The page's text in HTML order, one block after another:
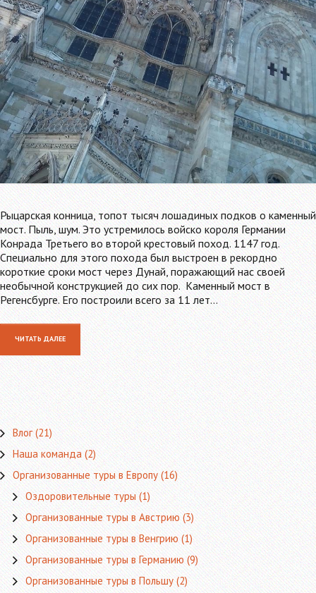
Рыцарская конница, топот тысяч лошадиных подков о каменный
мост. Пыль, шум. Это устремилось войско короля Германии
Конрада Третьего во второй крестовый поход. 1147 год.
Специально для этого похода был выстроен в рекордно
короткие сроки мост через Дунай, поражающий нас своей
необычной конструкцией до сих пор. Каменный мост в
Регенсбурге. Его построили всего за 11 лет…
ЧИТАТЬ ДАЛЕЕ
Влог(21)
Наша команда(2)
Организованные туры в Европу(16)
Оздоровительные туры(1)
Организованные туры в Австрию(3)
Организованные туры в Венгрию(1)
Организованные туры в Германию(9)
Организованные туры в Польшу(2)